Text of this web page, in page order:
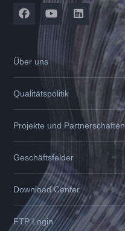
Über uns
Qualitätspolitik
Projekte und Partnerschaften
Geschäftsfelder
Download Center
FTP Login